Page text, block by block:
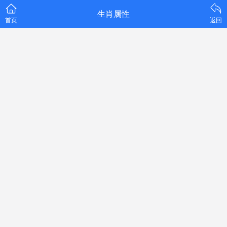
首页
生肖属性
返回